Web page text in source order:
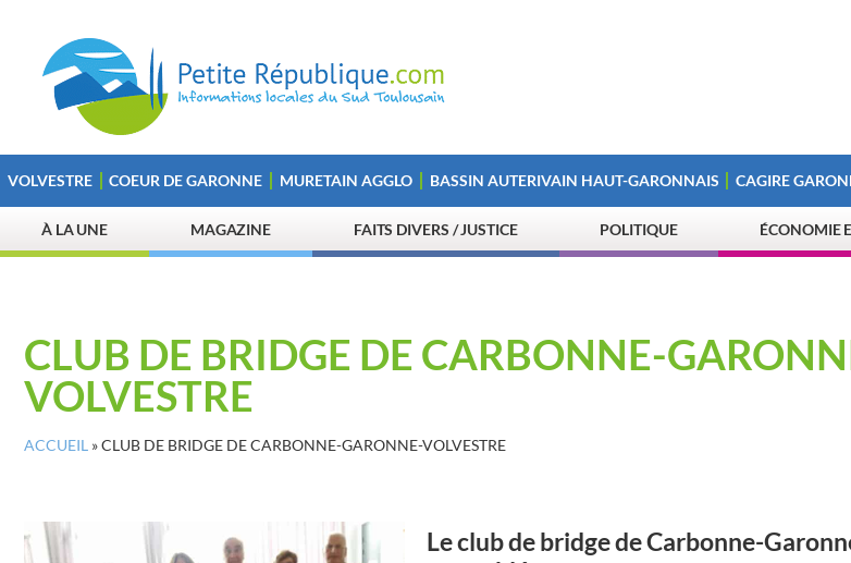
VOLVESTRE COEUR DE GARONNE MURETAIN AGGLO BASSIN AUTERIVAIN HAUT-GARONNAIS CAGIRE
À LA UNE MAGAZINE FAITS DIVERS / JUSTICE POLITIQUE ÉCONOMIE
CLUB DE BRIDGE DE CARBONNE-
VOLVESTRE
ACCUEIL »CLUB DE BRIDGE DE CARBONNE-GARONNE-VOLVESTRE
Le club de bridge de Carbonne-